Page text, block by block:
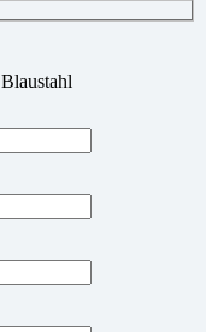
Blaustahl